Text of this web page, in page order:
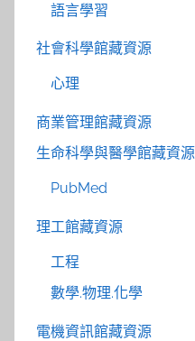
語言學習
社會科學館藏資源
心理
商業管理館藏資源
生命科學與醫學館藏資源
PubMed
理工館藏資源
工程
數學.物理.化學
電機資訊館藏資源